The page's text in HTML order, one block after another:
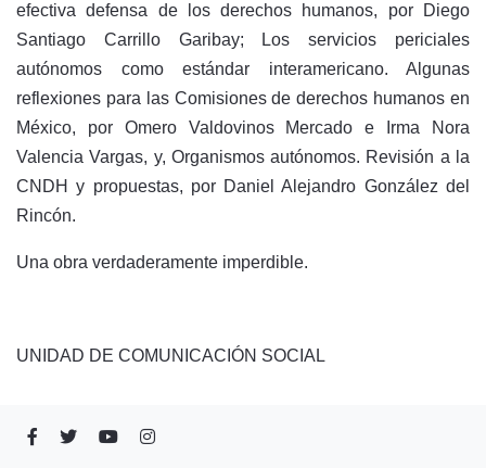
efectiva defensa de los derechos humanos, por Diego
Santiago Carrillo Garibay; Los servicios periciales
autónomos como estándar interamericano. Algunas
reflexiones para las Comisiones de derechos humanos en
México, por Omero Valdovinos Mercado e Irma Nora
Valencia Vargas, y, Organismos autónomos. Revisión a la
CNDH y propuestas, por Daniel Alejandro González del
Rincón.
Una obra verdaderamente imperdible.
UNIDAD DE COMUNICACIÓN SOCIAL